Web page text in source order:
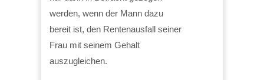
werden, wenn der Mann dazu
bereit ist, den Rentenausfall seiner
Frau mit seinem Gehalt
auszugleichen.